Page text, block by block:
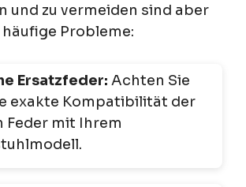
und zu vermeiden sind aber
Probleme:
Ersatzfeder: Achten Sie
exakte Kompatibilität der
Feder mit Ihrem